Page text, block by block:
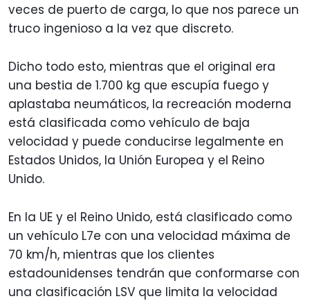
veces de puerto de carga, lo que nos parece un
truco ingenioso a la vez que discreto.
Dicho todo esto, mientras que el original era
una bestia de 1.700 kg que escupía fuego y
aplastaba neumáticos, la recreación moderna
está clasificada como vehículo de baja
velocidad y puede conducirse legalmente en
Estados Unidos, la Unión Europea y el Reino
Unido.
En la UE y el Reino Unido, está clasificado como
un vehículo L7e con una velocidad máxima de
70 km/h, mientras que los clientes
estadounidenses tendrán que conformarse con
una clasificación LSV que limita la velocidad